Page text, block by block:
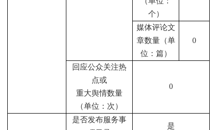
个）
媒体评论文
章数量（单
位：篇）
0
回应公众关注热
点或
重大舆情数量
（单位：次）
0
是否发布服务事
是